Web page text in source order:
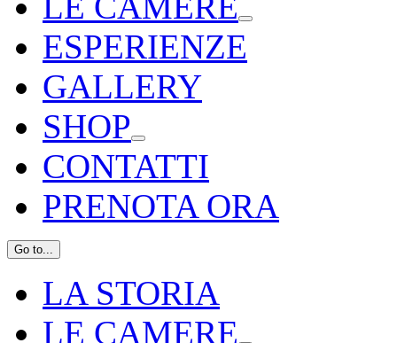
ESPERIENZE
GALLERY
SHOP
CONTATTI
PRENOTA ORA
Go to...
LA STORIA
LE CAMERE